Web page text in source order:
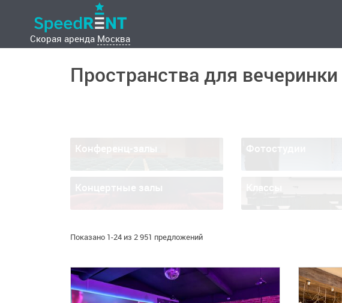
Скорая аренда Москва
Пространства для
Конференц-залы Фотостудии
Концертные залы Классы
Показано 1-24 из 2 951 предложений